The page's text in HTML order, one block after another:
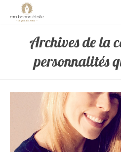
Archives de la
personnalités